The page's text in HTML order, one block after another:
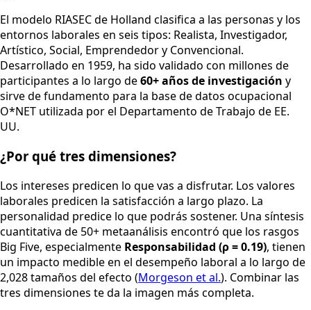
El modelo RIASEC de Holland clasifica a las personas y los
entornos laborales en seis tipos: Realista, Investigador,
Artístico, Social, Emprendedor y Convencional.
Desarrollado en 1959, ha sido validado con millones de
participantes a lo largo de60+ años de investigación y
sirve de fundamento para la base de datos ocupacional
O*NET utilizada por el Departamento de Trabajo de EE.
UU.
¿Por qué tres dimensiones?
Los intereses predicen lo que vas a disfrutar. Los valores
laborales predicen la satisfacción a largo plazo. La
personalidad predice lo que podrás sostener. Una síntesis
cuantitativa de 50+ metaanálisis encontró que los rasgos
Big Five, especialmente Responsabilidad (ρ = 0.19), tienen
un impacto medible en el desempeño laboral a lo largo de
2,028 tamaños del efecto (Morgeson et al.). Combinar las
tres dimensiones te da la imagen más completa.